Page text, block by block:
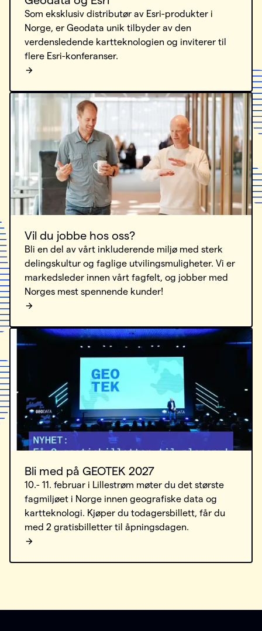
Som eksklusiv distributør av Esri-produkter i
Norge, er Geodata unik tilbyder av den
verdensledende kartteknologien og inviterer til
flere Esri-konferanser.
Vil du jobbe hos oss?
Bli en del av vårt inkluderende miljø med sterk
delingskultur og faglige utvilingsmuligheter. Vi er
markedsleder innen vårt fagfelt, og jobber med
Norges mest spennende kunder!
Bli med på GEOTEK 2027
10.- 11. februar i Lillestrøm møter du det største
fagmiljøet i Norge innen geografiske data og
kartteknologi. Kjøper du todagersbillett, får du
med 2 gratisbilletter til åpningsdagen.